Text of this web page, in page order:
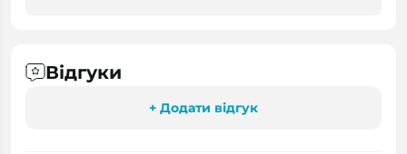
Відгуки
+ Додати відгук